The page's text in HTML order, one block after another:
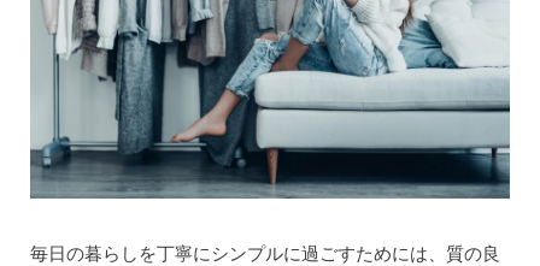
毎日の暮らしを丁寧にシンプルに過ごすためには、質の良